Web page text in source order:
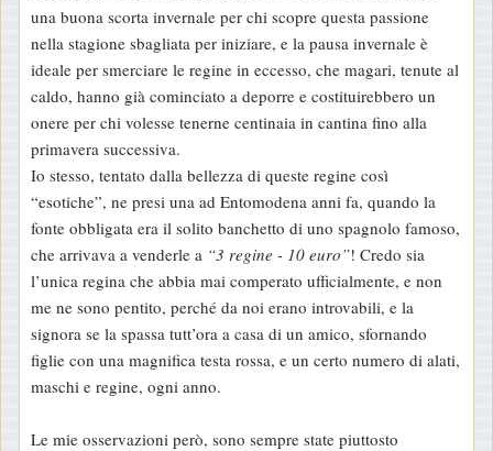
una buona scorta invernale per chi scopre questa passione
nella stagione sbagliata per iniziare, e la pausa invernale è
ideale per smerciare le regine in eccesso, che magari, tenute al
caldo, hanno già cominciato a deporre e costituirebbero un
onere per chi volesse tenerne centinaia in cantina fino alla
primavera successiva.
Io stesso, tentato dalla bellezza di queste regine così
“esotiche”, ne presi una ad Entomodena anni fa, quando la
fonte obbligata era il solito banchetto di uno spagnolo famoso,
che arrivava a venderle a “3 regine - 10 euro”! Credo sia
l’unica regina che abbia mai comperato ufficialmente, e non
me ne sono pentito, perché da noi erano introvabili, e la
signora se la spassa tutt’ora a casa di un amico, sfornando
figlie con una magnifica testa rossa, e un certo numero di alati,
maschi e regine, ogni anno.
Le mie osservazioni però, sono sempre state piuttosto